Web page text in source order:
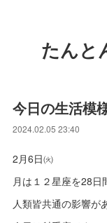
たんと
今日の生活模
2024.02.05 23:40
2月6日㈫
月は１２星座を28日
人類皆共通の影響が